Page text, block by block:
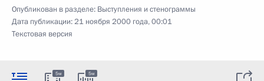
Опубликован в разделе: Выступления и стенограммы
Дата публикации:21 ноября 2000 года, 00:01
Текстовая версия
5м 5м